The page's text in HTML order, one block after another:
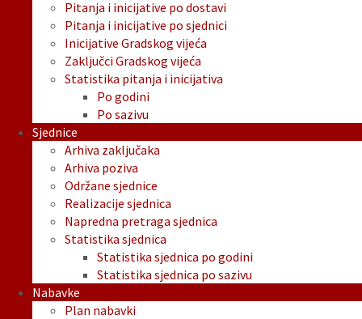
Pitanja i inicijative po dostavi
Pitanja i inicijative po sjednici
Inicijative Gradskog vijeća
Zaključci Gradskog vijeća
Statistika pitanja i inicijativa
Po godini
Po sazivu
Sjednice
Arhiva zaključaka
Arhiva poziva
Održane sjednice
Realizacije sjednica
Napredna pretraga sjednica
Statistika sjednica
Statistika sjednica po godini
Statistika sjednica po sazivu
Nabavke
Plan nabavki